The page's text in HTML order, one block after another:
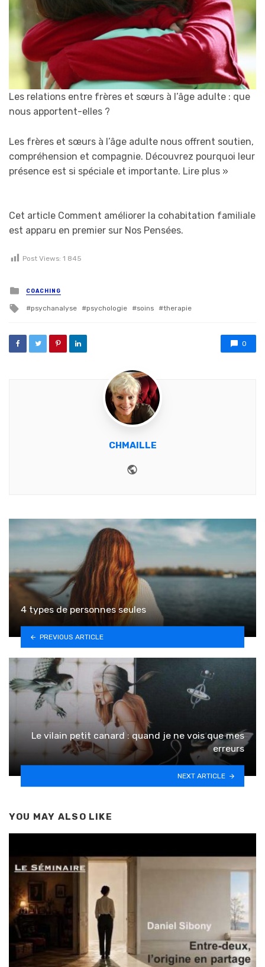
Les relations entre frères et sœurs à l’âge adulte : que
nous apportent-elles ?
Les frères et sœurs à l’âge adulte nous offrent soutien,
compréhension et compagnie. Découvrez pourquoi leur
présence est si spéciale et importante. Lire plus »
Cet article Comment améliorer la cohabitation familiale
est apparu en premier sur Nos Pensées.
Post Views: 1 845
Posted in
COACHING
Tagged with
psychanalyse psychologie soins therapie
0
CHMAILLE
4 types de personnes seules
PREVIOUS ARTICLE
Le vilain petit canard : quand je ne vois que mes
erreurs
NEXT ARTICLE
YOU MAY ALSO LIKE